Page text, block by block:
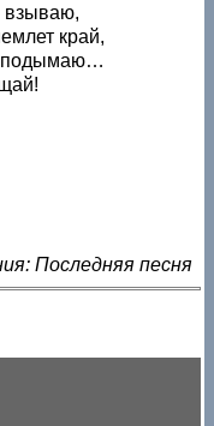
взываю,
край,
подымаю…
Последняя песня